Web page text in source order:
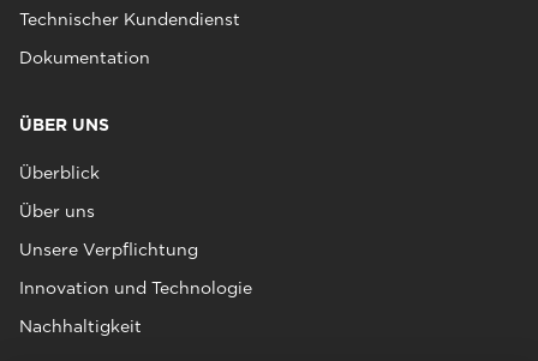
Technischer Kundendienst
Dokumentation
ÜBER UNS
Überblick
Über uns
Unsere Verpflichtung
Innovation und Technologie
Nachhaltigkeit